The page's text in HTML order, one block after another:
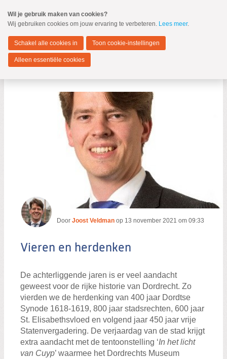
naar
Spring
de
inhoud
Spring
naar
Dordrecht
MENU
Door Joost Veldman op 13 november 2021 om 09:33
Vieren en herdenken
De achterliggende jaren is er veel aandacht
geweest voor de rijke historie van Dordrecht. Zo
vierden we de herdenking van 400 jaar Dordtse
Synode 1618-1619, 800 jaar stadsrechten, 600 jaar
St. Elisabethsvloed en volgend jaar 450 jaar vrije
Statenvergadering. De verjaardag van de stad krijgt
extra aandacht met de tentoonstelling ‘In het licht
van Cuyp’ waarmee het Dordrechts Museum
Wil je gebruik maken van cookies?
Wij gebruiken cookies om jouw ervaring te verbeteren. Lees meer.
Schakel alle cookies in Toon cookie-instellingen
Alleen essentiële cookies